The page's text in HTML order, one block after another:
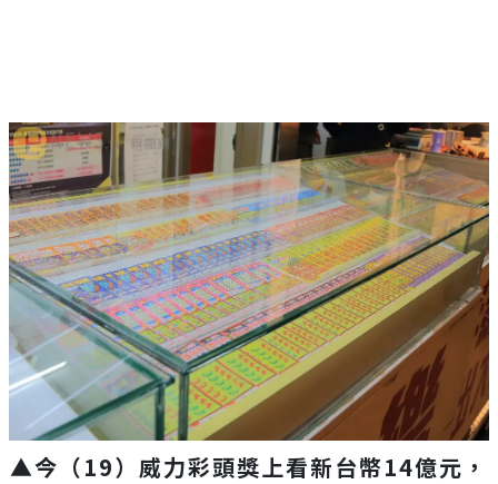
▲今（19）威力彩頭獎上看新台幣14億元，